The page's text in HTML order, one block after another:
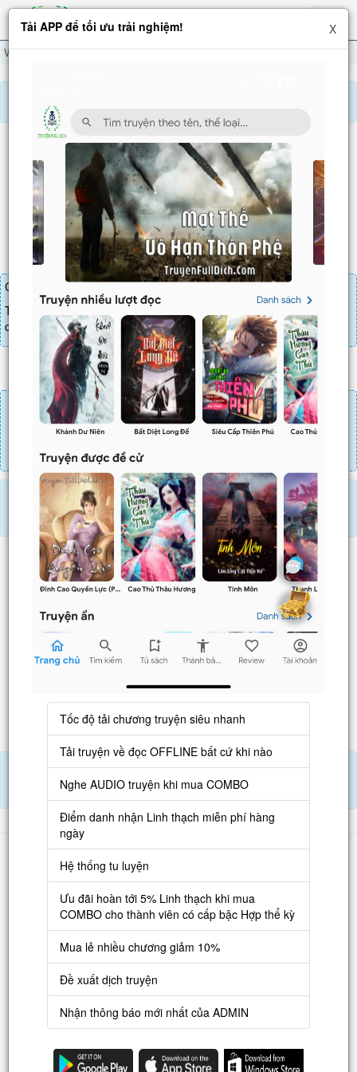
Hiện
menu
Võ Thánh Chương 43
VÕ THÁNH
Chương 43: Tám chiêu Long Hành (1)
Chương truyện cần 25 LT để mua.
Truyện mua lẻ thì cứ Giá chương x Số chương, mua combo thì đến
danh sách combo tìm giá
Đăng nhập Nạp linh thạch
Mua 4 chương chỉ có tác dụng tiết kiệm thời gian.
Mua 4 chương thì 3 chương sau sẽ không phải ấn mua.
Ví dụ bạn đang ở chương 100 và mua 4 chương thìchương
101,102,103 sẽ không phải ấn mua.
Truyện này KHÔNG CÓ COMBO hoặc CHƯA HỖ TRỢ MUA
COMBO.
Tải APP đọc truyện OFFLINE và nghe AUDIO khi mua combo.
Điểm danh hàng ngày nhận Lịch Thạch
Danh sách
Truyện mới
Truyện Hot
Truyện Full
Truyện Dịch Miễn Phí
Thao tác
Đăng ký tài khoản
Nạp LT
Tải APP để tối ưu trải nghiệm! X
Tốc độ tải chương truyện siêu nhanh
Tải truyện về đọc OFFLINE bất cứ khi nào
Nghe AUDIO truyện khi mua COMBO
Điểm danh nhận Linh thạch miễn phí hàng
ngày
Hệ thống tu luyện
Ưu đãi hoàn tới 5% Linh thạch khi mua
COMBO cho thành viên có cấp bậc Hợp thể kỳ
Mua lẻ nhiều chương giảm 10%
Đề xuất dịch truyện
Nhận thông báo mới nhất của ADMIN